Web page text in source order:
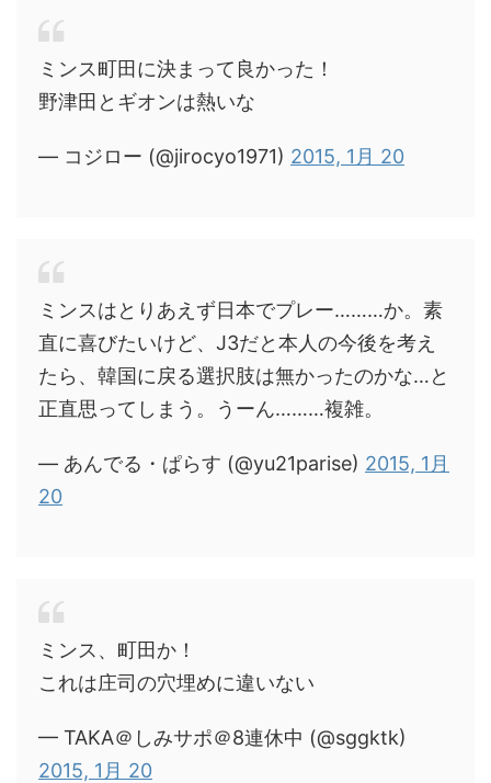
ミンス町田に決まって良かった！
野津田とギオンは熱いな
— コジロー (@jirocyo1971) 2015, 1月 20
ミンスはとりあえず日本でプレー………か。素
直に喜びたいけど、J3だと本人の今後を考え
たら、韓国に戻る選択肢は無かったのかな…と
正直思ってしまう。うーん………複雑。
— あんでる・ぱらす (@yu21parise) 2015, 1月
20
ミンス、町田か！
これは庄司の穴埋めに違いない
— TAKA＠しみサポ＠8連休中 (@sggktk)
2015, 1月 20